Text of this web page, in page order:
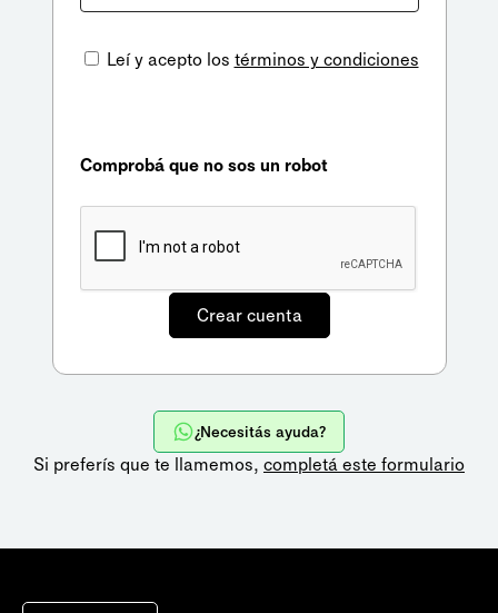
Leí y acepto los términos y condiciones
Comprobá que no sos un robot
¿Necesitás ayuda?
Si preferís que te llamemos, completá este formulario